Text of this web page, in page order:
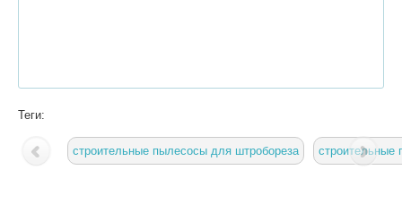
Теги:
строительные пылесосы для штробореза строительные